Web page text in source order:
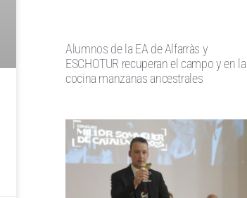
Alumnos de la EA de Alfarràs y
ESCHOTUR recuperan el campo y en la
cocina manzanas ancestrales